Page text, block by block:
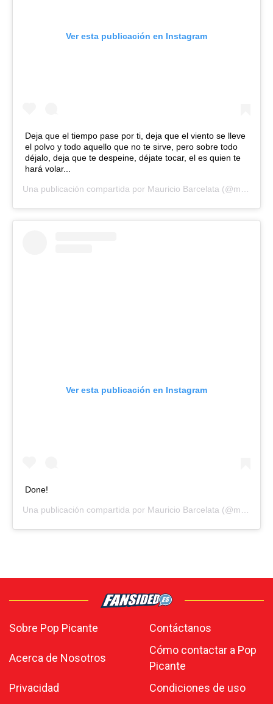
Ver esta publicación en Instagram
Deja que el tiempo pase por ti, deja que el viento se lleve
el polvo y todo aquello que no te sirve, pero sobre todo
déjalo, deja que te despeine, déjate tocar, el es quien te
hará volar...
Una publicación compartida por Mauricio Barcelata (@mbarcelata) el
Ver esta publicación en Instagram
Done!
Una publicación compartida por Mauricio Barcelata (@mbarcelata) el
Sobre Pop Picante Contáctanos
Acerca de Nosotros
Cómo contactar a Pop
Picante
Privacidad
Condiciones de uso